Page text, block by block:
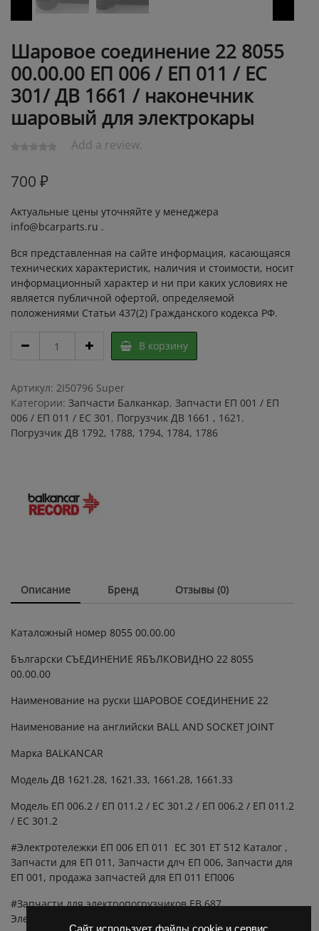
Сайт использует файлы cookie и сервис
Шаровое соединение 22 8055
00.00.00 ЕП 006 / ЕП 011 / ЕС
301/ ДВ 1661 / наконечник
шаровый для электрокары
Add a review.
700 ₽
Актуальные цены уточняйте у менеджера
info@bcarparts.ru .
Вся представленная на сайте информация, касающаяся
технических характеристик, наличия и стоимости, носит
информационный характер и ни при каких условиях не
является публичной офертой, определяемой
положениями Статьи 437(2) Гражданского кодекса РФ.
соединение
8055
00.00.00
ЕП
006
ЕС
301/
шаровый
для
quantity
В корзину
Артикул: 2I50796 Super
Категории: Запчасти Балканкар, Запчасти ЕП 001 / ЕП
006 / ЕП 011 / ЕС 301 , Погрузчик ДВ 1661 , 1621 ,
Погрузчик ДВ 1792, 1788, 1794, 1784, 1786
Описание Бренд Отзывы (0)
Каталожный номер 8055 00.00.00
Български СЪЕДИНЕНИЕ ЯБЪЛКОВИДНО 22 8055
00.00.00
Наименование на руски ШАРОВОЕ СОЕДИНЕНИЕ 22
Наименование на английски BALL AND SOCKET JOINT
Марка BALKANCAR
Модель ДВ 1621.28, 1621.33, 1661.28, 1661.33
Модель ЕП 006.2 / ЕП 011.2 / ЕС 301.2 / ЕП 006.2 / ЕП 011.2
/ ЕС 301.2
#Электротележки ЕП 006 ЕП 011 ЕС 301 ЕТ 512 Каталог ,
Запчасти для ЕП 011, Запчасти длч ЕП 006, Запчасти для
ЕП 001, продажа запчастей для ЕП 011 ЕП006
#Запчасти для электропогрузчиков ЕВ 687,
Электропогрузчик EВ 687, запчасти для